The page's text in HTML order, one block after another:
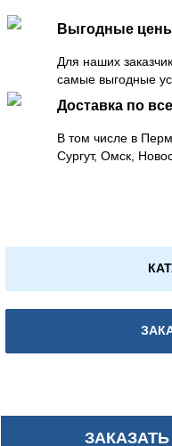
Выгодные
Для наших
самые выгодные
Доставка по
В том числе в
Сургут, Омск,
ЗАКАЗАТЬ